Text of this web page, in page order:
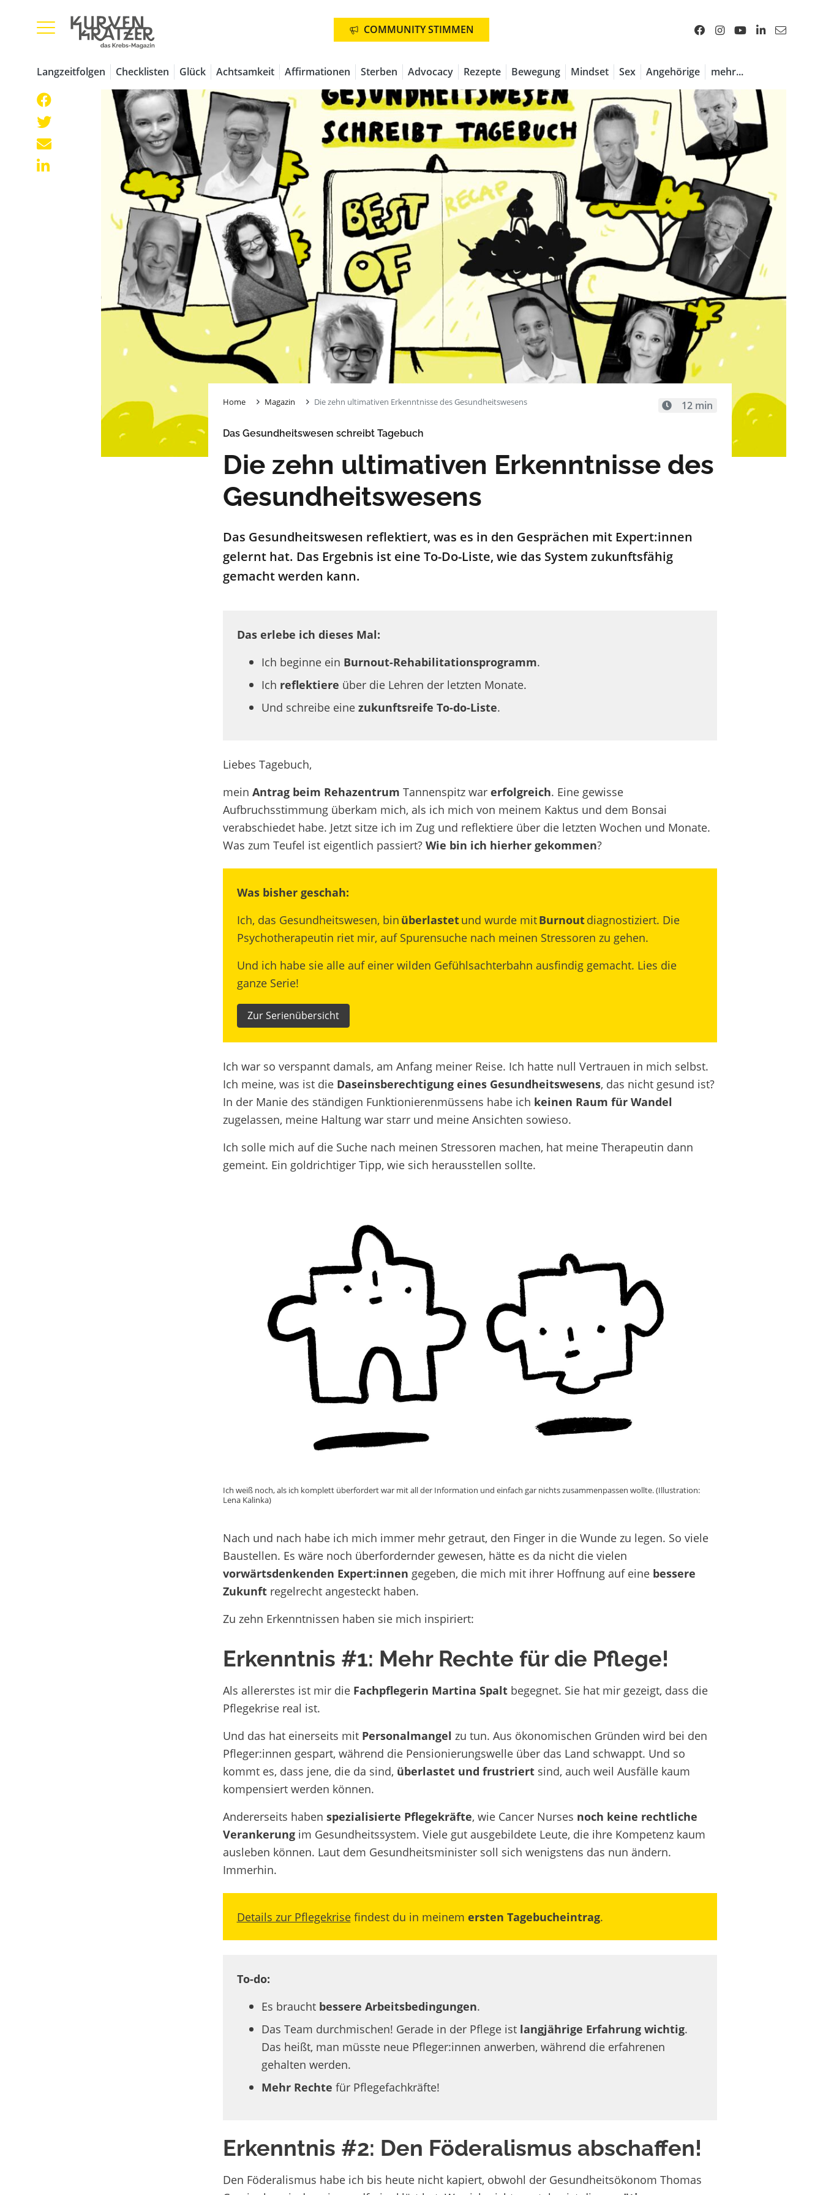
COMMUNITY STIMMEN
Langzeitfolgen Checklisten Glück Achtsamkeit Affirmationen Sterben Advocacy Rezepte Bewegung Mindset Sex Angehörige mehr...
Home Magazin Die zehn ultimativen Erkenntnisse des Gesundheitswesens 12 min
Das Gesundheitswesen schreibt Tagebuch
Die zehn ultimativen Erkenntnisse des
Gesundheitswesens
Das Gesundheitswesen reflektiert, was es in den Gesprächen mit Expert:innen
gelernt hat. Das Ergebnis ist eine To-Do-Liste, wie das System zukunftsfähig
gemacht werden kann.
Das erlebe ich dieses Mal:
Ich beginne ein Burnout-Rehabilitationsprogramm.
Ich reflektiere über die Lehren der letzten Monate.
Und schreibe eine zukunftsreife To-do-Liste.
Liebes Tagebuch,
mein Antrag beim Rehazentrum Tannenspitzwar erfolgreich. Eine gewisse
Aufbruchsstimmungüberkam mich, als ich mich von meinem Kaktus und dem Bonsai
verabschiedet habe. Jetzt sitze ich im Zug und reflektiere über die letzten Wochen und Monate.
Was zum Teufel isteigentlich passiert? Wie bin ich hierher gekommen?
Was bisher geschah:
Ich, das Gesundheitswesen, bin überlastetund wurde mitBurnoutdiagnostiziert. Die
Psychotherapeutin riet mir, auf Spurensuche nach meinen Stressoren zu gehen.
Und ich habe sie alle auf einer wilden Gefühlsachterbahn ausfindig gemacht. Lies die
ganze Serie!
Zur Serienübersicht
Ich war so verspannt damals, am Anfang meiner Reise. Ich hatte null Vertrauen in mich selbst.
Ich meine, was ist die Daseinsberechtigung eines Gesundheitswesens, das nicht gesund ist?
In der Manie des ständigen Funktionierenmüssens habe ich keinen Raum für Wandel
zugelassen, meine Haltung war starr und meine Ansichten sowieso.
Ich solle mich auf die Suche nach meinen Stressoren machen, hat meine Therapeutin dann
gemeint. Ein goldrichtiger Tipp, wie sich herausstellen sollte.
Ich weiß noch, als ich komplett überfordert war mit all der Information und einfach gar nichts zusammenpassen wollte. (Illustration:
Lena Kalinka)
Nach und nach habe ich mich immer mehr getraut, den Finger in die Wunde zu legen. So viele
Baustellen. Es wäre noch überfordernder gewesen, hätte es da nicht die vielen
vorwärtsdenkenden Expert:innen gegeben, die mich mit ihrer Hoffnung auf einebessere
Zukunft regelrecht angesteckt haben.
Zu zehn Erkenntnissen haben sie mich inspiriert:
Erkenntnis #1: Mehr Rechte für die Pflege!
Als allererstes ist mir die Fachpflegerin Martina Spaltbegegnet. Sie hat mir gezeigt, dass die
Pflegekrise real ist.
Und das hat einerseits mit Personalmangel zu tun. Aus ökonomischen Gründen wird bei den
Pfleger:innen gespart, während die Pensionierungswelle über das Land schwappt. Und so
kommt es, dass jene, die da sind, überlastet und frustriertsind, auch weil Ausfälle kaum
kompensiert werden können.
Andererseits haben spezialisierte Pflegekräfte, wie Cancer Nurses noch keine rechtliche
Verankerungim Gesundheitssystem. Viele gut ausgebildete Leute, die ihre Kompetenz kaum
ausleben können. Laut dem Gesundheitsminister soll sich wenigstens das nun ändern.
Immerhin.
Details zur Pflegekrisefindest du in meinem ersten Tagebucheintrag.
To-do:
Es braucht bessere Arbeitsbedingungen.
Das Team durchmischen! Gerade in der Pflege ist langjährige Erfahrung wichtig.
Das heißt, man müsste neue Pfleger:innen anwerben, während die erfahrenen
gehalten werden.
Mehr Rechte für Pflegefachkräfte!
Erkenntnis #2: Den Föderalismus abschaffen!
Den Föderalismus habe ich bis heute nicht kapiert, obwohl der Gesundheitsökonom Thomas